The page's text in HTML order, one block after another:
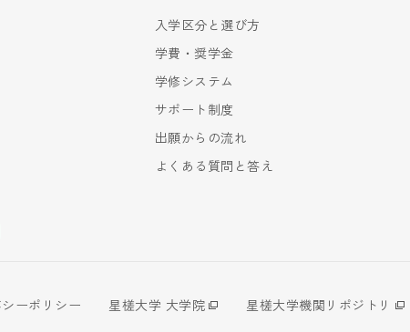
入学区分と選び方
学費・奨学金
学修システム
サポート制度
出願からの流れ
よくある質問と答え
ーポリシー 星槎大学 大学院
星槎大学機関リポジトリ